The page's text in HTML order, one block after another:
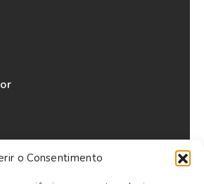
o Consentimento